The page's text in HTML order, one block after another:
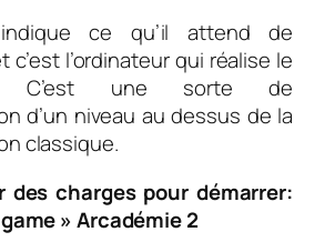
indiquece qu’il attend de
c’est l’ordinateur qui réalise le
C’est une sorte de
d’un niveau au dessus de la
classique.
des charges pour démarrer:
» Arcadémie 2